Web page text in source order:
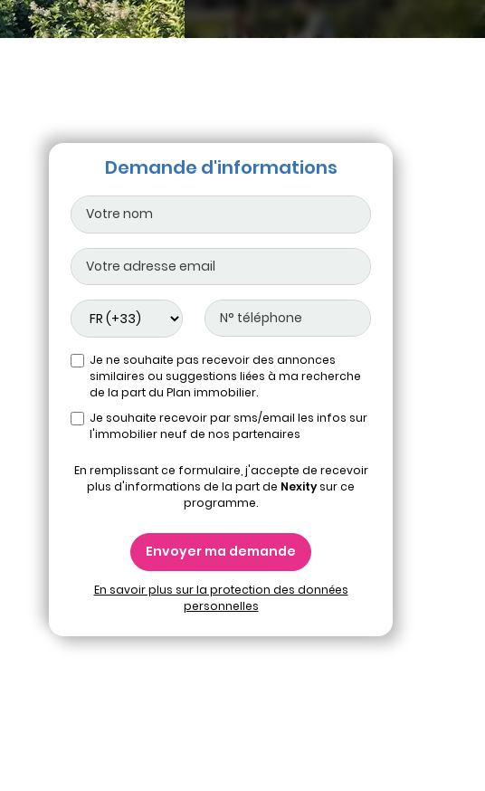
Demande d'informations
Je ne souhaite pas recevoir des annonces
similaires ou suggestions liées à ma recherche
de la part du Plan immobilier.
Je souhaite recevoir par sms/email les infos sur
l'immobilier neuf de nos partenaires
En remplissant ce formulaire, j'accepte de recevoir
plus d'informations de la part de Nexitysur ce
programme.
Envoyer ma demande
En savoir plus sur la protection des données
personnelles